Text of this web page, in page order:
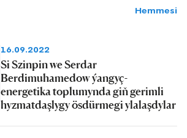
Hemmesi
16.09.2022
Si Szinpin we Serdar
Berdimuhamedow ýangyç-
energetika toplumynda giň gerimli
hyzmatdaşlygy ösdürmegi ylalaşdylar